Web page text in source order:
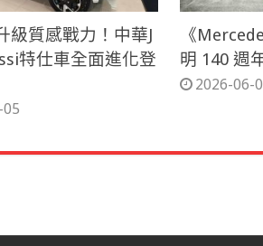
級質感戰力！中華J
特仕車全面進化登
《
明 140 週
2026-06-